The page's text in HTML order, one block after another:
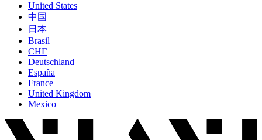
United States
中国
日本
Brasil
СНГ
Deutschland
España
France
United Kingdom
Mexico